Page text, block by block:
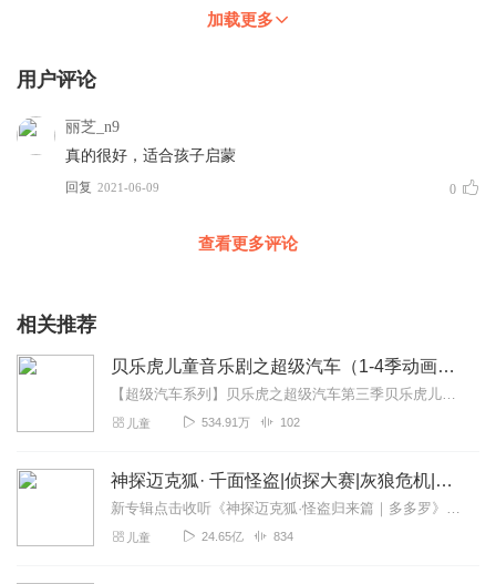
加载更多
用户评论
丽芝_n9
真的很好，适合孩子启蒙
回复 2021-06-09 0
查看更多评论
相关推荐
贝乐虎儿童音乐剧之超级汽车（1-4季动画原声）
【超级汽车系列】贝乐虎之超级汽车第三季贝乐虎儿童音乐剧之超级汽车（动画原声版）贝乐虎儿童音乐剧之超级汽车2（动画原声版）贝乐虎之超级汽车3（动画原声版）《贝乐...
儿童 534.91万 102
神探迈克狐· 千面怪盗|侦探大赛|灰狼危机|多多罗
新专辑点击收听《神探迈克狐·怪盗归来篇｜多多罗》！！！>>>点击进入主播橱窗购买《神探迈克狐》系列图书吧!<<<多多罗故事【点击前往】收听多多罗其他好玩有趣的故...
儿童 24.65亿 834